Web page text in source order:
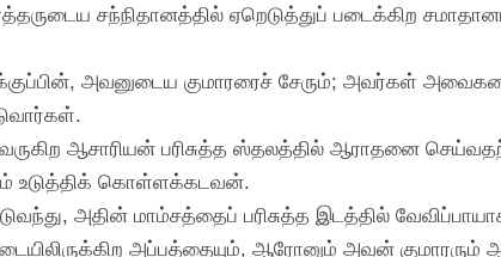
சந்நிதானத்தில் ஏறெடுத்துப் படைக்கிற
அவனுடைய குமாரரைச் சேரும்; அவர்கள்
ஆசாரியன் பரிசுத்த ஸ்தலத்தில் ஆராதனை
உடுத்திக் கொள்ளக்கடவன்.
அதின் மாம்சத்தைப் பரிசுத்த இடத்தில்
அப்பத்தையும், ஆரோனும் அவன் குமாரரும்